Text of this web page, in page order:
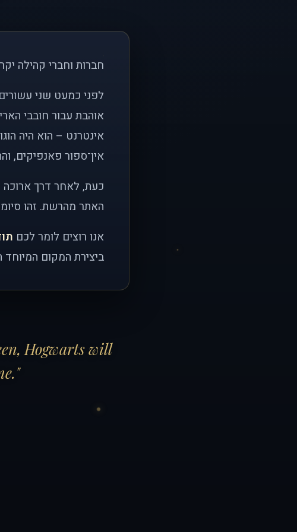
חברות וחברי קהילה
אוהבת עבור חובבי
אינטרנט – הוא היה
אין־ספור פאנפיקים,
כעת, לאחר דרך ארוכה
האתר מהרשת. זהו
אנו רוצים לומר לכם
ביצירת המקום
Hogwarts will